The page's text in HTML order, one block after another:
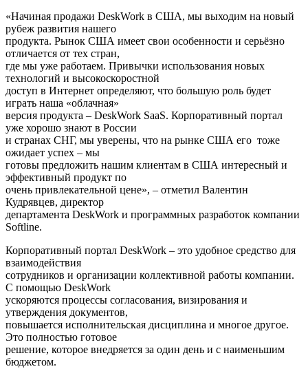
«Начиная продажи DeskWork в США, мы выходим на новый
рубеж развития нашего
продукта. Рынок США имеет свои особенности и серьёзно
отличается от тех стран,
где мы уже работаем. Привычки использования новых
технологий и высокоскоростной
доступ в Интернет определяют, что большую роль будет
играть наша «облачная»
версия продукта – DeskWork SaaS. Корпоративный портал
уже хорошо знают в России
и странах СНГ, мы уверены, что на рынке США его тоже
ожидает успех – мы
готовы предложить нашим клиентам в США интересный и
эффективный продукт по
очень привлекательной цене», – отметил Валентин
Кудрявцев, директор
департамента DeskWork и программных разработок компании
Softline.
Корпоративный портал DeskWork – это удобное средство для
взаимодействия
сотрудников и организации коллективной работы компании.
С помощью DeskWork
ускоряются процессы согласования, визирования и
утверждения документов,
повышается исполнительская дисциплина и многое другое.
Это полностью готовое
решение, которое внедряется за один день и с наименьшим
бюджетом.